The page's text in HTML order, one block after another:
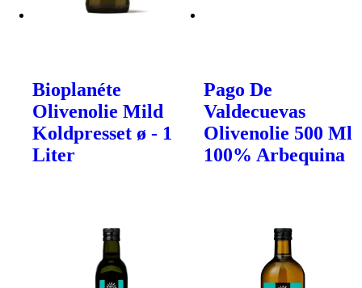
Bioplanéte
Olivenolie Mild
Koldpresset ø - 1
Liter
Pago De
Valdecuevas
Olivenolie 500 Ml
100% Arbequina